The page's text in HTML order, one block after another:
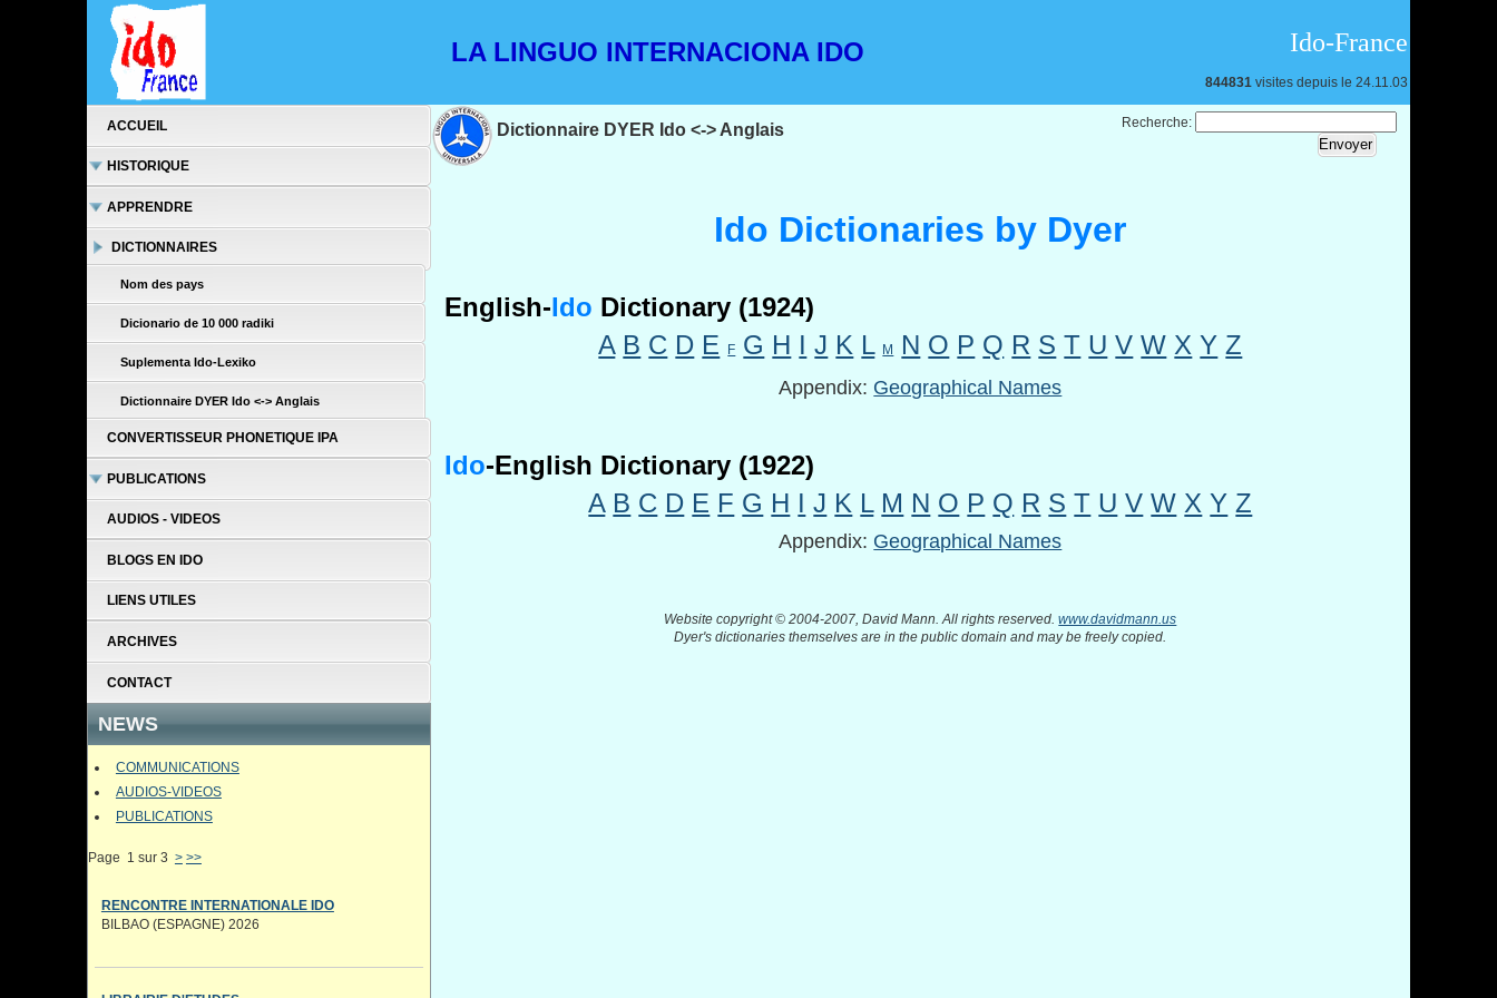
LA LINGUO INTERNACIONA IDO Ido-France
844831 visites depuis le 24.11.03
Recherche:
ACCUEIL
HISTORIQUE
APPRENDRE
DICTIONNAIRES
Nom des pays
Dicionario de 10 000 radiki
Suplementa Ido-Lexiko
Dictionnaire DYER Ido <-> Anglais
CONVERTISSEUR PHONETIQUE IPA
PUBLICATIONS
AUDIOS - VIDEOS
BLOGS EN IDO
LIENS UTILES
ARCHIVES
CONTACT
NEWS
COMMUNICATIONS
AUDIOS-VIDEOS
PUBLICATIONS
Page 1 sur 3 > >>
RENCONTRE INTERNATIONALE IDO
BILBAO (ESPAGNE) 2026
Dictionnaire DYER Ido <-> Anglais
Ido Dictionaries by Dyer
English-Ido Dictionary (1924)
A B C D E F G H I J K L M N O P Q R S T U V W X Y Z
Appendix: Geographical Names
Ido-English Dictionary (1922)
A B C D E F G H I J K L M N O P Q R S T U V W X Y Z
Appendix: Geographical Names
Website copyright © 2004-2007, David Mann. All rights reserved. www.davidmann.us
Dyer's dictionaries themselves are in the public domain and may be freely copied.